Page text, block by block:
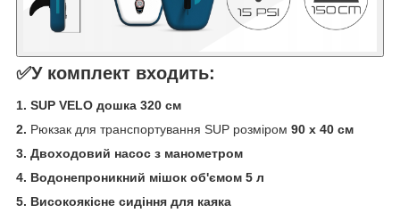
✅У комплект входить:
1. SUP VELO дошка 320 см
2. Рюкзак для транспортування SUP розміром 90 x 40 см
3. Двоходовий насос з манометром
4. Водонепроникний мішок об'ємом 5 л
5. Високоякісне сидіння для каяка